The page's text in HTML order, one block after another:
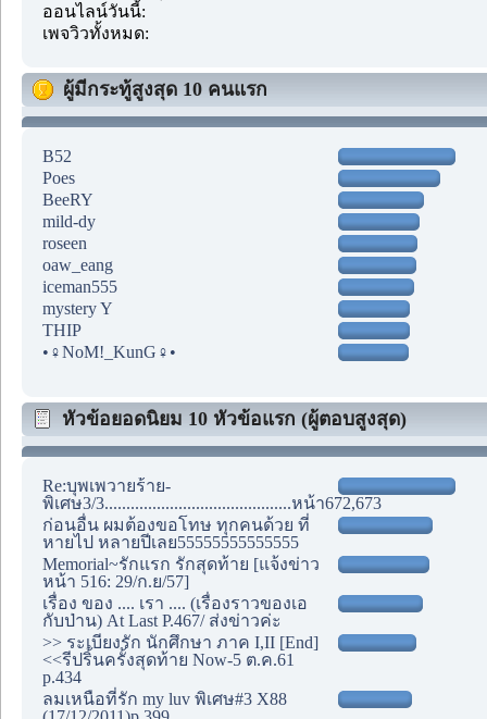
ออนไลน์วันนี้:
เพจวิวทั้งหมด:
ผู้มีกระทู้สูงสุด 10 คนแรก
B52
Poes
BeeRY
mild-dy
roseen
oaw_eang
iceman555
mystery Y
THIP
•♀NoM!_KunG♀•
หัวข้อยอดนิยม 10 หัวข้อแรก (ผู้ตอบสูงสุด)
Re:บุพเพวายร้าย-
พิเศษ3/3...........................................หน้า672,673
ก่อนอื่น ผมต้องขอโทษ ทุกคนด้วย ที่
หายไป หลายปีเลย55555555555555
Memorial~รักแรก รักสุดท้าย [แจ้งข่าว
หน้า 516: 29/ก.ย/57]
เรื่อง ของ .... เรา .... (เรื่องราวของเอ
กับป่าน) At Last P.467/ ส่งข่าวค่ะ
>> ระเบียงรัก นักศึกษา ภาค I,II [End]
<<รีปริ้นครั้งสุดท้าย Now-5 ต.ค.61
p.434
ลมเหนือที่รัก my luv พิเศษ#3 X88